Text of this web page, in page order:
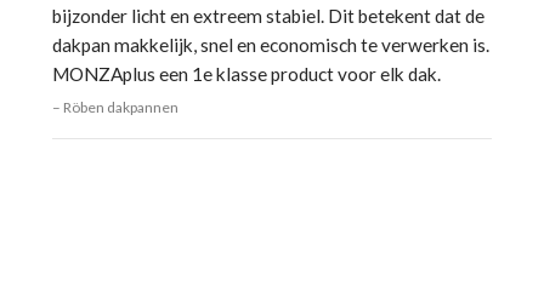
bijzonder licht en extreem stabiel. Dit betekent dat de
dakpan makkelijk, snel en economisch te verwerken is.
MONZAplus een 1e klasse product voor elk dak.
Röben dakpannen